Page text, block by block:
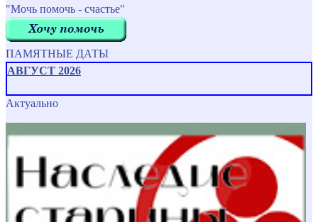
"Мочь помочь - счастье"
ПАМЯТНЫЕ ДАТЫ
АВГУСТ 2026
Актуально